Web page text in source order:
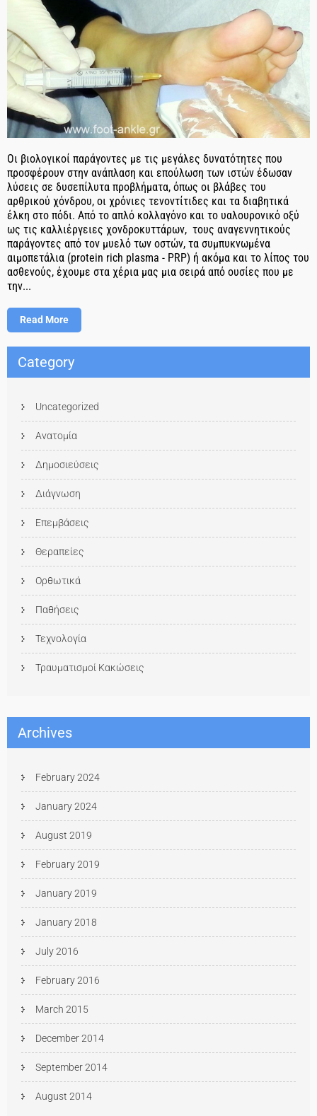
Οι βιολογικοί παράγοντες με τις μεγάλες δυνατότητες που
προσφέρουν στην ανάπλαση και επούλωση των ιστών έδωσαν
λύσεις σε δυσεπίλυτα προβλήματα, όπως οι βλάβες του
αρθρικού χόνδρου, οι χρόνιες τενοντίτιδες και τα διαβητικά
έλκη στο πόδι. Από το απλό κολλαγόνο και το υαλουρονικό οξύ
ως τις καλλιέργειες χονδροκυττάρων, τους αναγεννητικούς
παράγοντες από τον μυελό των οστών, τα συμπυκνωμένα
αιμοπετάλια (protein rich plasma - PRP) ή ακόμα και το λίπος του
ασθενούς, έχουμε στα χέρια μας μια σειρά από ουσίες που με
την...
Read More
Category
Uncategorized
Ανατομία
Δημοσιεύσεις
Διάγνωση
Επεμβάσεις
Θεραπείες
Ορθωτικά
Παθήσεις
Τεχνολογία
Τραυματισμοί Κακώσεις
Archives
February 2024
January 2024
August 2019
February 2019
January 2019
January 2018
July 2016
February 2016
March 2015
December 2014
September 2014
August 2014